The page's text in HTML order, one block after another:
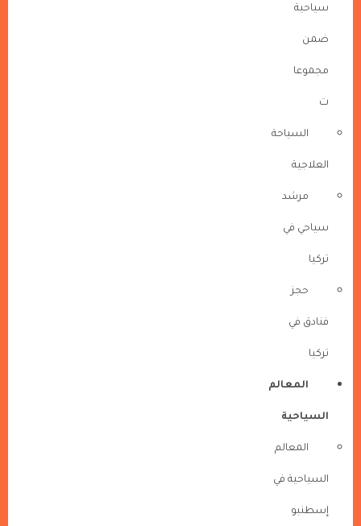
سياحية
ضمن
مجموعا
ت
السياحة
العلاجية
مرشد
سياحي في
تركيا
حجز
فنادق في
تركيا
المعالم
السياحية
المعالم
السياحية في
إسطنبو